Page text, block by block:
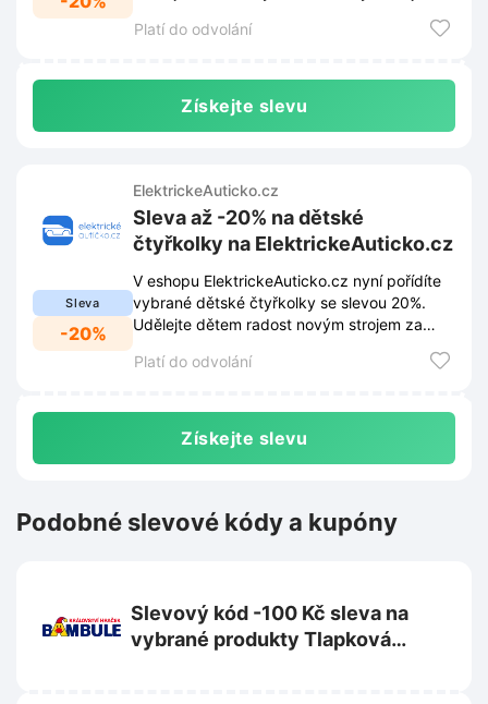
Platí do odvolání
Získejte slevu
Sleva
-20%
ElektrickeAuticko.cz
Sleva až -20% na dětské
čtyřkolky na ElektrickeAuticko.cz
V eshopu ElektrickeAuticko.cz nyní pořídíte
vybrané dětské čtyřkolky se slevou 20%.
Udělejte dětem radost novým strojem za
Platí do odvolání
Získejte slevu
Podobné slevové kódy a kupóny
Slevový kód -100 Kč sleva na
vybrané produkty Tlapková